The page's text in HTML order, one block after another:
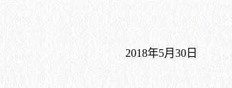
2018年5月30日